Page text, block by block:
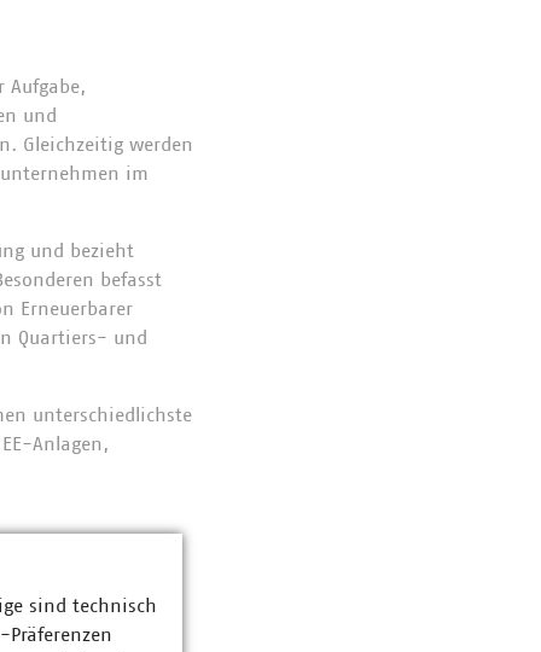
Aufgabe,
und
Gleichzeitig werden
im
und bezieht
befasst
Erneuerbarer
Quartiers- und
unterschiedlichste
Anlagen,
sind technisch